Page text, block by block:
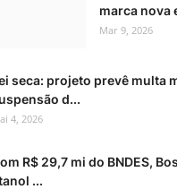
marca nova
Mar 9, 2026
seca: projeto prevê multa
d...
4, 2026
R$ 29,7 mi do BNDES,
...